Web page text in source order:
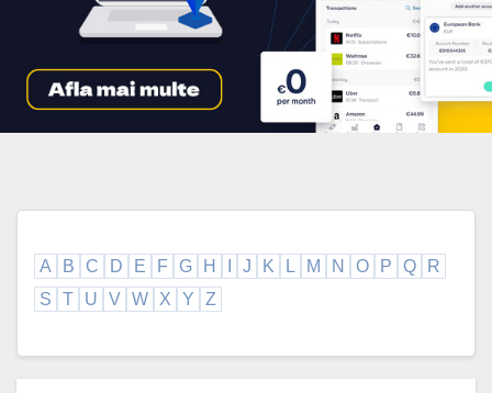
A B C D E F G H J K L M N O P Q
R
S
T U V W X Y Z